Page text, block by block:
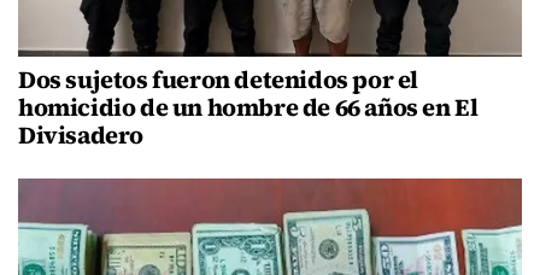
Dos sujetos fueron detenidos por el
homicidio de un hombre de 66 años en El
Divisadero